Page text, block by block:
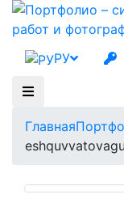
РУ
Главная